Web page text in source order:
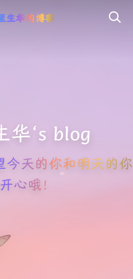
生华的博客
华‘s blog
今天的你和明天的你
心哦！